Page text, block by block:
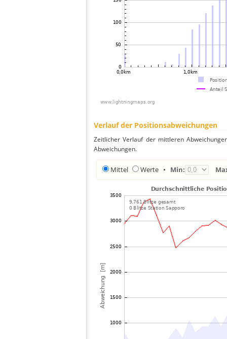
Verlauf der Positionsabweichungen
Zeitlicher Verlauf der mittleren
Abweichungen.
Mittel Werte • Min: